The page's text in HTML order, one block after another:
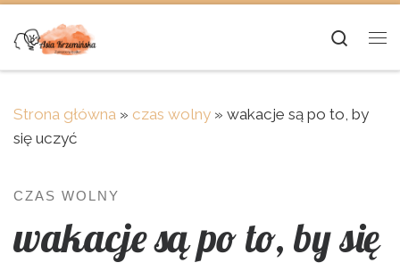
Skip to content
Strona główna » czas wolny » wakacje są po to, by
się uczyć
CZAS WOLNY
wakacje są po to, by się